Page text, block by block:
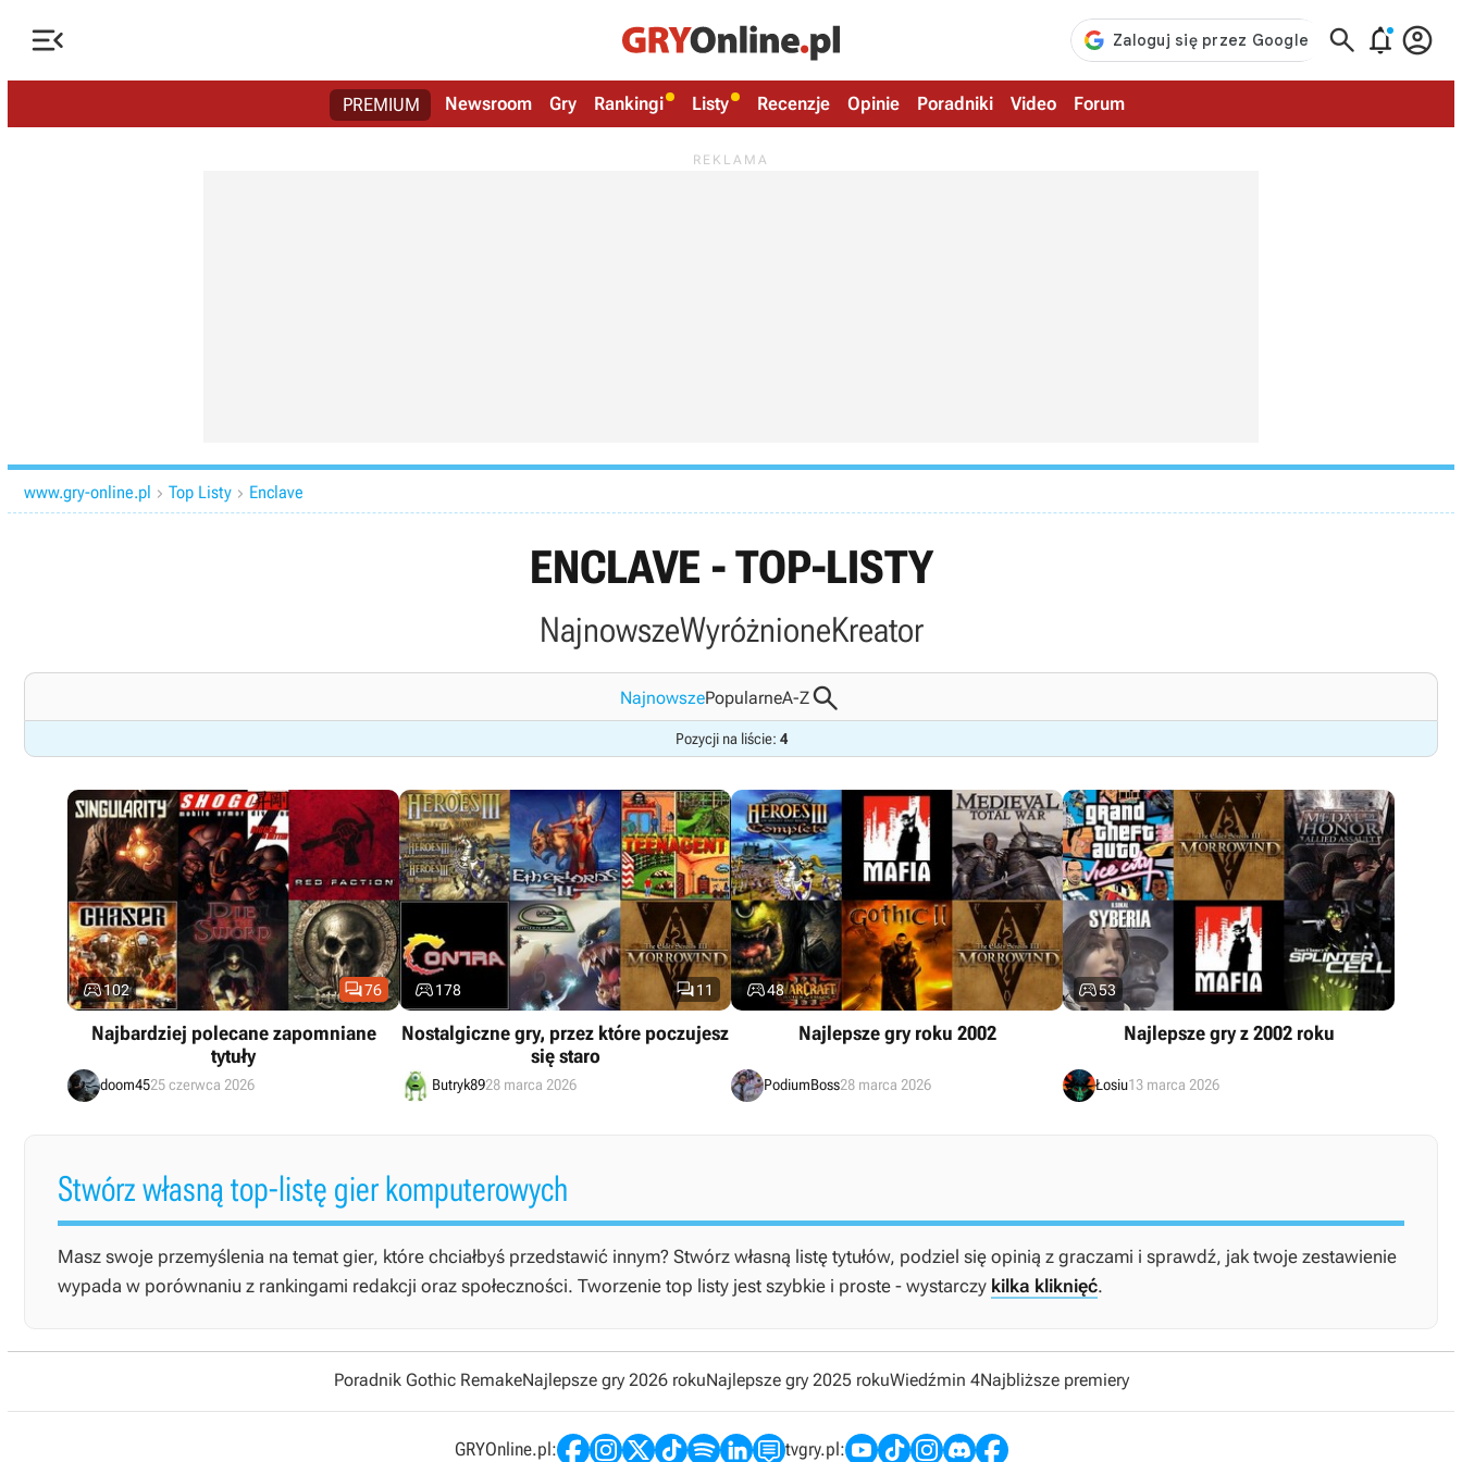
   
PREMIUM Newsroom Gry Rankingi Listy Recenzje Opinie Poradniki Video Forum
www.gry-online.pl  Top Listy  Enclave
ENCLAVE - TOP-LISTY
NajnowszeWyróżnioneKreator
NajnowszePopularneA-Z
Pozycji na liście: 4
76
102
Najbardziej polecane zapomniane
tytuły
doom4525 czerwca 2026
11
178
Nostalgiczne gry, przez które poczujesz
się staro
Butryk8928 marca 2026
48
Najlepsze gry roku 2002
PodiumBoss28 marca 2026
53
Najlepsze gry z 2002 roku
Łosiu13 marca 2026
Stwórz własną top-listę gier komputerowych
Masz swoje przemyślenia na temat gier, które chciałbyś przedstawić innym? Stwórz własną listę tytułów, podziel się opinią z graczami i sprawdź, jak twoje zestawienie
wypada w porównaniu z rankingami redakcji oraz społeczności. Tworzenie top listy jest szybkie i proste - wystarczy kilka kliknięć.
Poradnik Gothic RemakeNajlepsze gry 2026 rokuNajlepsze gry 2025 rokuWiedźmin 4Najbliższe premiery
GRYOnline.pl: tvgry.pl: